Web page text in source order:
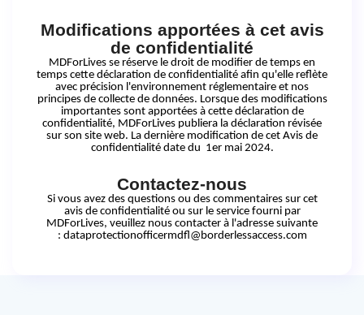
Modifications apportées à cetavis
de confidentialité
MDForLives se réserve le droit de modifier de temps en
temps cette déclaration de confidentialité afin qu'elle reflète
avec précision l'environnement réglementaire et nos
principes de collecte de données. Lorsque des modifications
importantes sont apportées à cette déclaration de
confidentialité, MDForLives publiera la déclaration révisée
sur son site web. La dernière modification de cet Avis de
confidentialité date du 1er mai 2024.
Contactez-nous
Si vous avez des questions ou des commentaires sur cet
avis de confidentialité ou sur le service fourni par
MDForLives, veuillez nous contacter à l'adresse suivante
: dataprotectionofficermdfl@borderlessaccess.com